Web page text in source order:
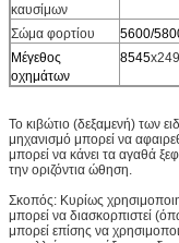
καυσίμων
Σώμα φορτίου
5600/
Μέγεθος
οχημάτων
8545
Το κιβώτιο (δεξαμενή) των
μηχανισμό μπορεί να
μπορεί να κάνει τα αγαθά
την οριζόντια ώθηση.
Σκοπός: Κυρίως
μπορεί να διασκορπιστεί
μπορεί επίσης να